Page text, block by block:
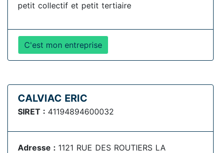
petit collectif et petit tertiaire
C'est mon entreprise
CALVIAC ERIC
SIRET : 41194894600032
Adresse : 1121 RUE DES ROUTIERS LA